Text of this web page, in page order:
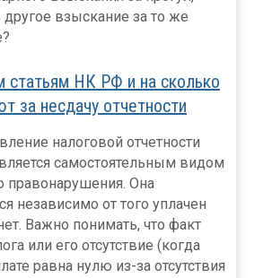
взыскание за то же
статьям НК РФ и на сколько
за несдачу отчетности
налоговой отчетности
самостоятельным видом
правонарушения. Она
независимо от того уплачен
Важно понимать, что факт
или его отсутствие (когда
равна нулю из-за отсутствия